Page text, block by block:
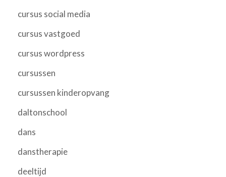
cursus social media
cursus vastgoed
cursus wordpress
cursussen
cursussen kinderopvang
daltonschool
dans
danstherapie
deeltijd